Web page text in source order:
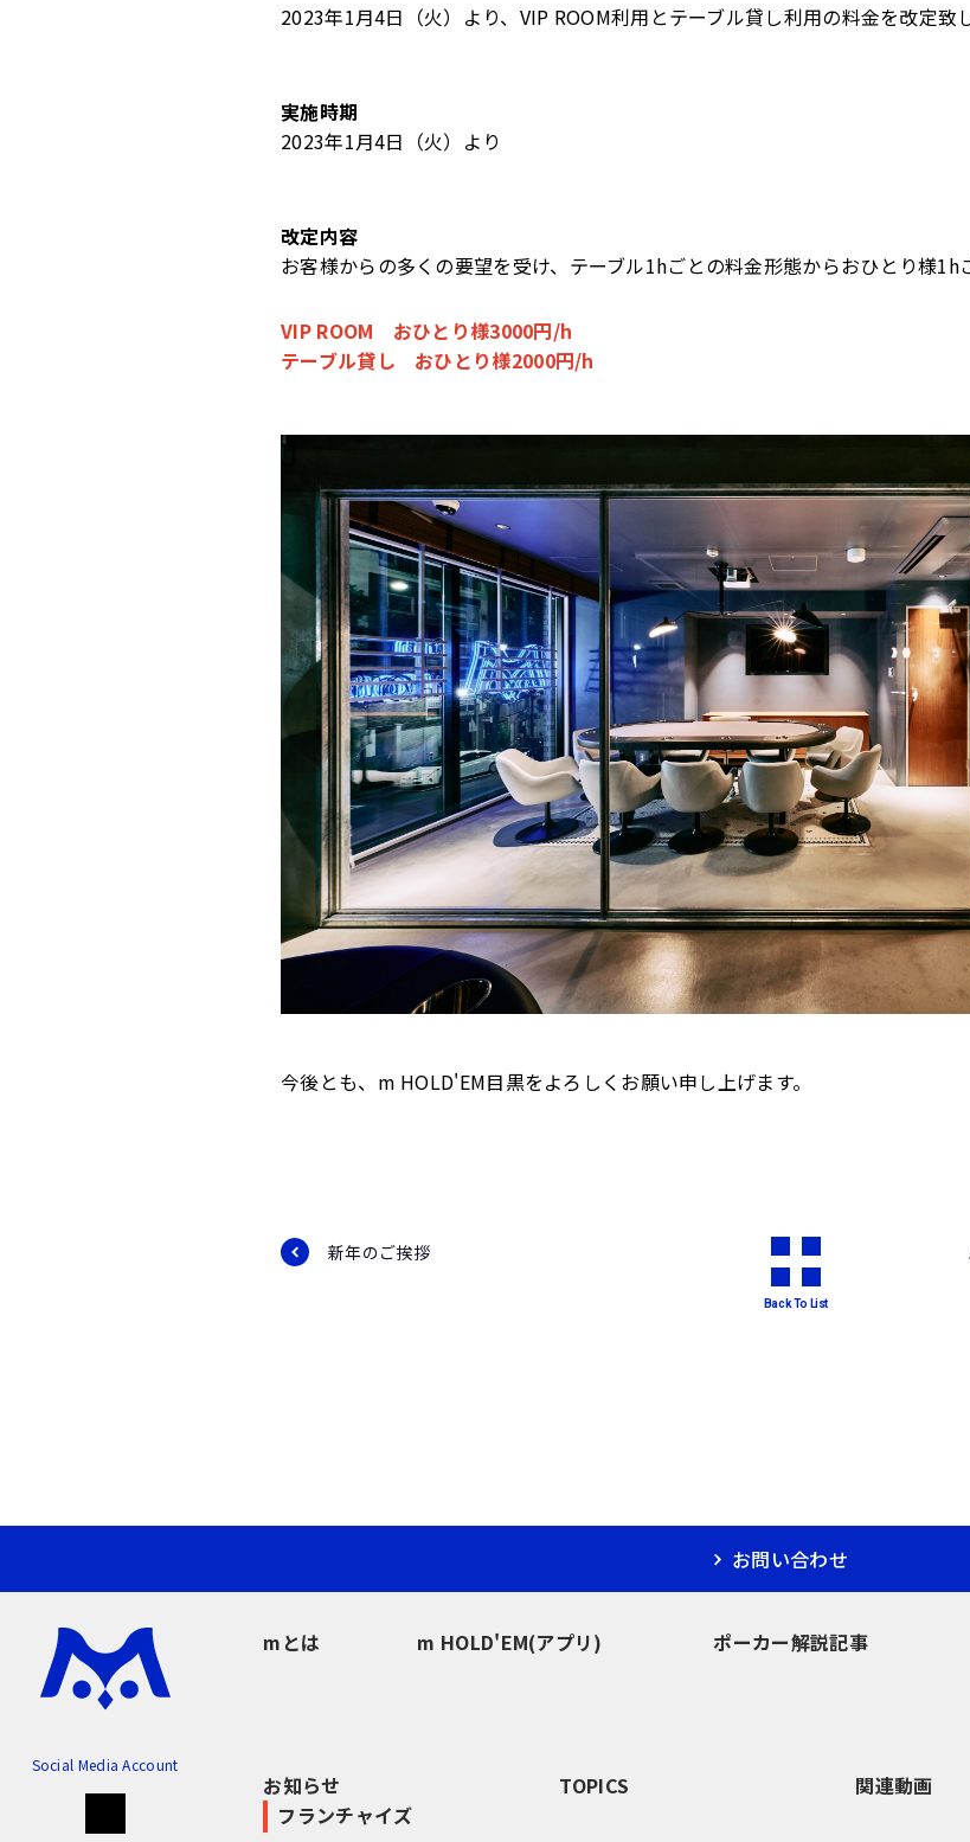
2023年1月4日（火）より、VIP ROOM利用とテーブル貸し利用の料金を改定致し
実施時期
2023年1月4日（火）より
改定内容
お客様からの多くの要望を受け、テーブル1hごとの料金形態からおひとり様1h
VIP ROOM おひとり様3000円/h
テーブル貸し おひとり様2000円/h
今後とも、m HOLD'EM目黒をよろしくお願い申し上げます。
新年のご挨拶
Back To List
お問い合わせ
Social Media Account
mとは m HOLD'EM(アプリ) ポーカー解説記事
お知らせ TOPICS
関連動画
フランチャイズ